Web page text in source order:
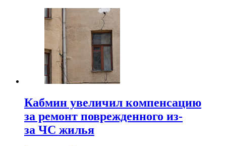
Кабмин увеличил компенсацию
за ремонт поврежденного из-
за ЧС жилья